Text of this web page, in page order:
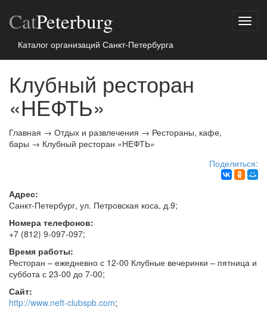
CatPeterburg
Каталог организаций Санкт-Петербурга
Клубный ресторан
«НЕФТЬ»
Главная → Отдых и развлечения → Рестораны, кафе,
бары → Клубный ресторан «НЕФТЬ»
Поделиться:
Адрес:
Санкт-Петербург, ул. Петровская коса, д.9;
Номера телефонов:
+7 (812) 9-097-097;
Время работы:
Ресторан – ежедневно с 12-00 Клубные вечеринки – пятница и
суббота с 23-00 до 7-00;
Сайт:
http://www.neft-clubspb.com;